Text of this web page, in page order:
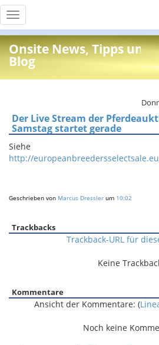
Toggle
navigation
Onsite News, Tipps und
Blog
Der Live Stream der
Samstag startet gerade
Siehe
http://
Geschrieben von Marcus Dressler um 10:02
Trackbacks
Trackback-URL für
Keine
Kommentare
Ansicht der Kommentare: (
Noch keine